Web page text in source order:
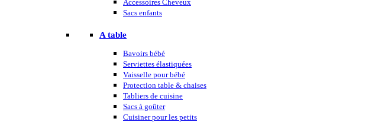
Accessoires Cheveux
Sacs enfants
A table
Bavoirs bébé
Serviettes élastiquées
Vaisselle pour bébé
Protection table & chaises
Tabliers de cuisine
Sacs à goûter
Cuisiner pour les petits